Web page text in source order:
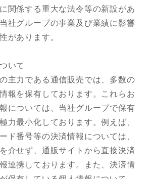
関係する重大な法令等の新設があ
社グループの事業及び業績に影響
があります。
いて
主力である通信販売では、多数の
報を保有しております。これらお
については、当社グループで保有
力最小化しております。例えば、
ド番号等の決済情報については、
介せず、通販サイトから直接決済
連携しております。また、決済情